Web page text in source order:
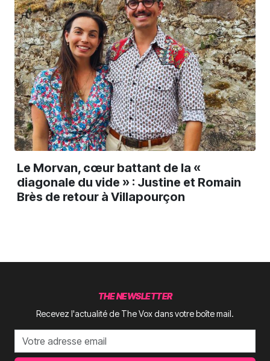
Le Morvan, cœur battant de la «
diagonale du vide » : Justine et Romain
Brès de retour à Villapourçon
THE NEWSLETTER
Recevez l'actualité de The Vox dans votre boîte mail.